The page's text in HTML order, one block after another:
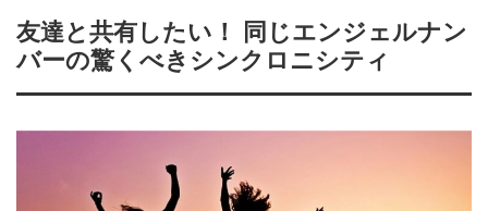
友達と共有したい！ 同じエンジェルナン
バーの驚くべきシンクロニシティ